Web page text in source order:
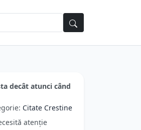
decât atunci când
Citate Crestine
atenție